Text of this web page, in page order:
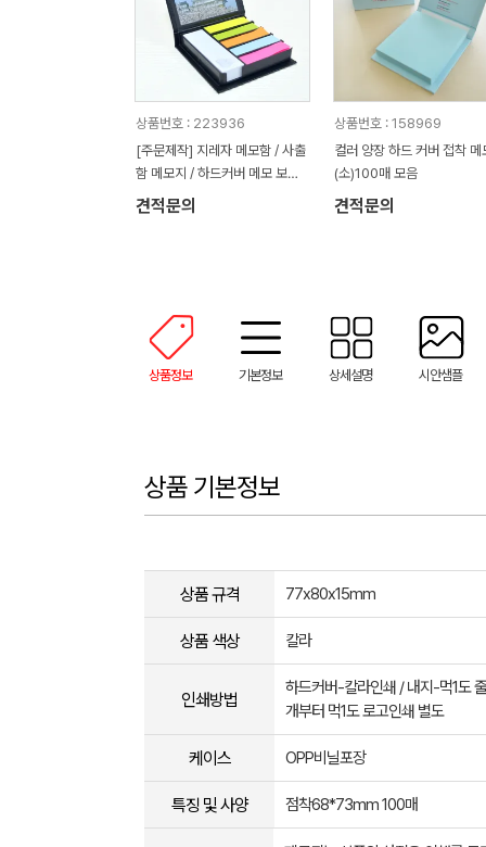
상품번호 : 223936
[주문제작] 지레자 메모함 / 사출
함 메모지 / 하드커버 메모 보관
함
견적문의
상품번호 : 158969
컬러 양장 하드 커버 접착 메
(소)100매 모음
견적문의
상품정보 기본정보 상세설명 시안샘플
상품 기본정보
상품 규격 77x80x15mm
상품 색상 칼라
인쇄방법
하드커버-칼라인쇄 / 내지-먹1도
개부터 먹1도 로고인쇄 별도
케이스 OPP비닐포장
특징 및 사양 점착68*73mm 100매